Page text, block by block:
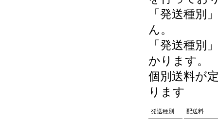
「発送種別
ん。
「発送種別
かります。
個別送料が
ります
発送種別 配送料